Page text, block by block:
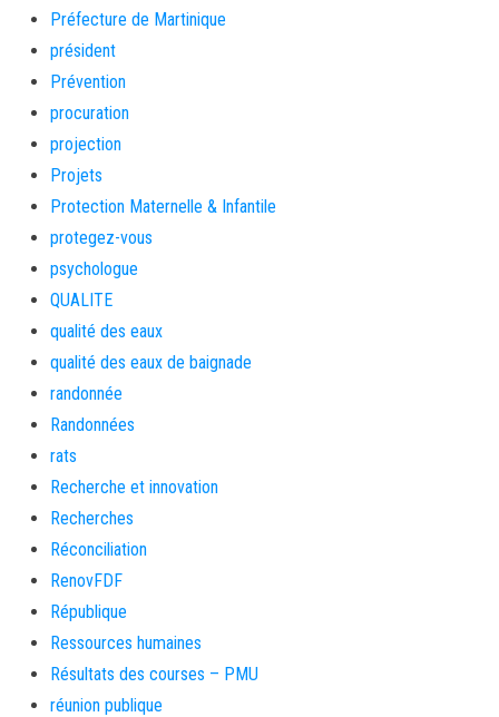
Préfecture de Martinique
président
Prévention
procuration
projection
Projets
Protection Maternelle & Infantile
protegez-vous
psychologue
QUALITE
qualité des eaux
qualité des eaux de baignade
randonnée
Randonnées
rats
Recherche et innovation
Recherches
Réconciliation
RenovFDF
République
Ressources humaines
Résultats des courses – PMU
réunion publique